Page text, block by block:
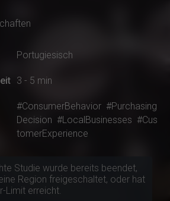
Portugiesisch
3 - 5 min
#ConsumerBehavior #Purchasing
Decision #LocalBusinesses #Cus
tomerExperience
Studie wurde bereits beendet,
Region freigeschaltet, oder hat
Limit erreicht.